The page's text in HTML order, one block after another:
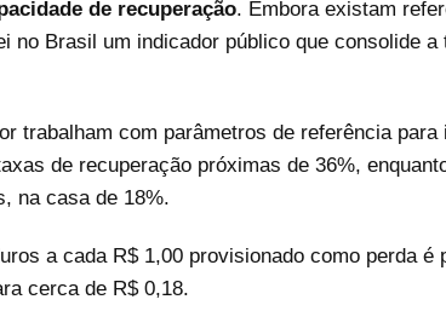
de recuperação. Embora existam
no Brasil um indicador público que consolide
trabalham com parâmetros de referência
de recuperação próximas de 36%,
na casa de 18%.
a cada R$ 1,00 provisionado como perda
cerca de R$ 0,18.